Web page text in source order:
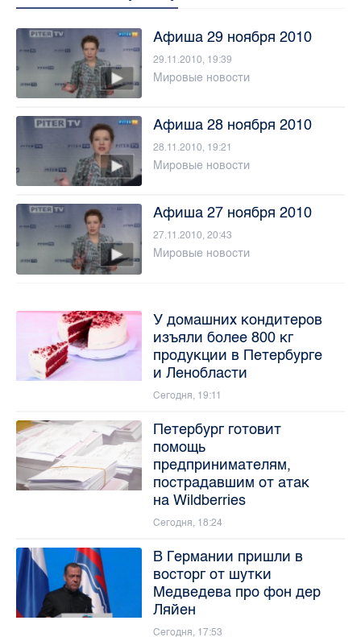
Афиша 29 ноября 2010
29.11.2010, 19:39
Мировые новости
Афиша 28 ноября 2010
28.11.2010, 19:21
Мировые новости
Афиша 27 ноября 2010
27.11.2010, 20:43
Мировые новости
У домашних кондитеров
изъяли более 800 кг
продукции в Петербурге
и Ленобласти
Сегодня, 19:11
Петербург готовит
помощь
предпринимателям,
пострадавшим от атак
на Wildberries
Сегодня, 18:24
В Германии пришли в
восторг от шутки
Медведева про фон дер
Ляйен
Сегодня, 17:53